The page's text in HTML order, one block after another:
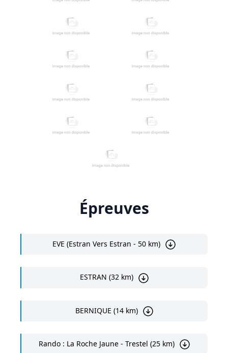
Épreuves
EVE (Estran Vers Estran - 50 km)
ESTRAN (32 km)
BERNIQUE (14 km)
Rando : La Roche Jaune - Trestel (25 km)